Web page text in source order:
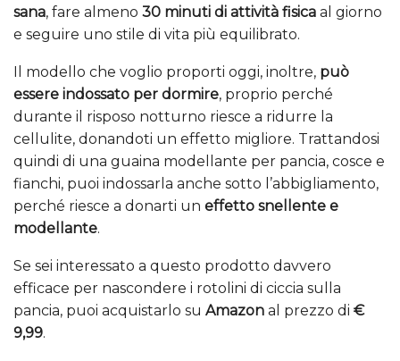
sana, fare almeno 30 minuti di attività fisica al giorno
e seguire uno stile di vita più equilibrato.
Il modello che voglio proporti oggi, inoltre, può
essere indossato per dormire, proprio perché
durante il risposo notturno riesce a ridurre la
cellulite, donandoti un effetto migliore. Trattandosi
quindi di una guaina modellante per pancia, cosce e
fianchi, puoi indossarla anche sotto l’abbigliamento,
perché riesce a donarti un effetto snellente e
modellante.
Se sei interessato a questo prodotto davvero
efficace per nascondere i rotolini di ciccia sulla
pancia, puoi acquistarlo su Amazon al prezzo di €
9,99.